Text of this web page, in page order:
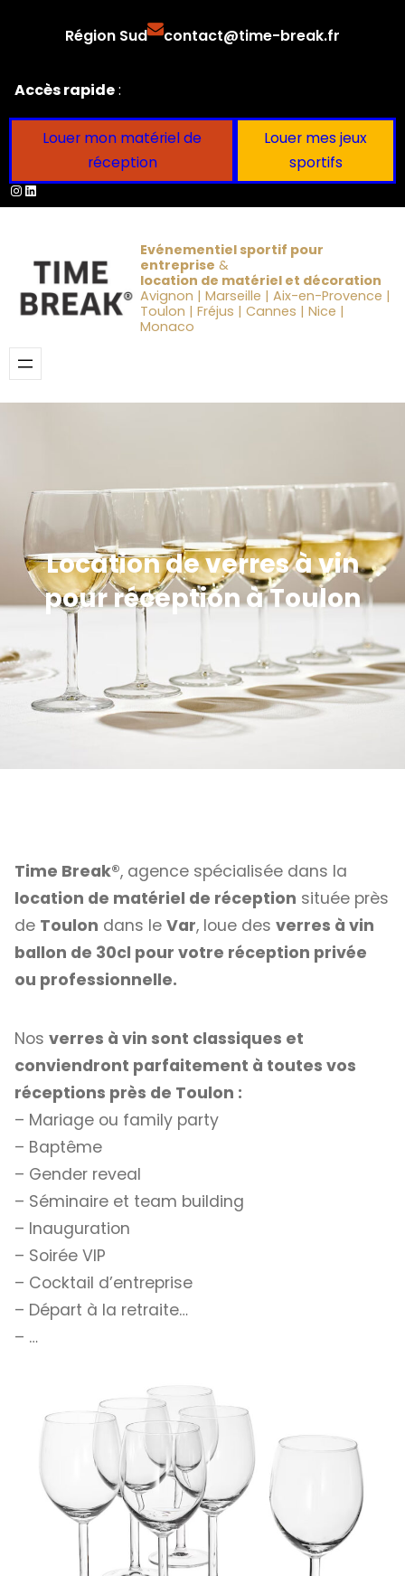
Région Sud contact@time-break.fr
Accès rapide:
Louer mon matériel de
réception
Louer mes jeux
sportifs
Instagram
LinkedIn
Evénementiel sportif pour
entreprise &
location de matériel et décoration
Avignon | Marseille | Aix-en-Provence |
Toulon | Fréjus | Cannes | Nice |
Monaco
Location de verres à vin
pour réception à Toulon
Time Break®, agence spécialisée dans la
location de matériel de réception située près
de Toulon dans le Var, loue des verres à vin
ballon de 30cl pour votre réception privée
ou professionnelle.
Nos verres à vin sont classiques et
conviendront parfaitement à toutes vos
réceptions près de Toulon :
– Mariage ou family party
– Baptême
– Gender reveal
– Séminaire et team building
– Inauguration
– Soirée VIP
– Cocktail d’entreprise
– Départ à la retraite…
– …